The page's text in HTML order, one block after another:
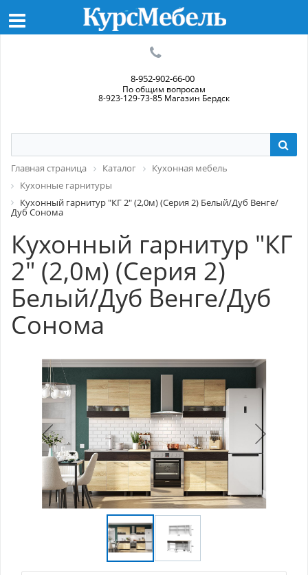
8-952-902-66-00
По общим вопросам
8-923-129-73-85 Магазин Бердск
Главная страница Каталог
Кухонная мебель
Кухонные гарнитуры
Кухонный гарнитур "КГ 2" (2,0м) (Серия 2) Белый/Дуб Венге/
Дуб Сонома
Кухонный гарнитур "КГ
2" (2,0м) (Серия 2)
Белый/Дуб Венге/Дуб
Сонома